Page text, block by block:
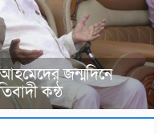
জন্মদিনে
কন্ঠ